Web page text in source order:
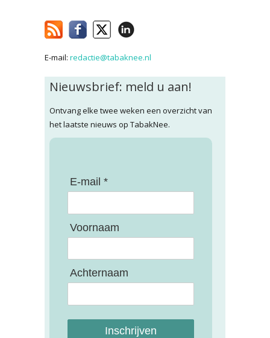
E-mail: redactie@tabaknee.nl
Nieuwsbrief: meld u aan!
Ontvang elke twee weken een overzicht van
het laatste nieuws op TabakNee.
E-mail *
Voornaam
Achternaam
Inschrijven